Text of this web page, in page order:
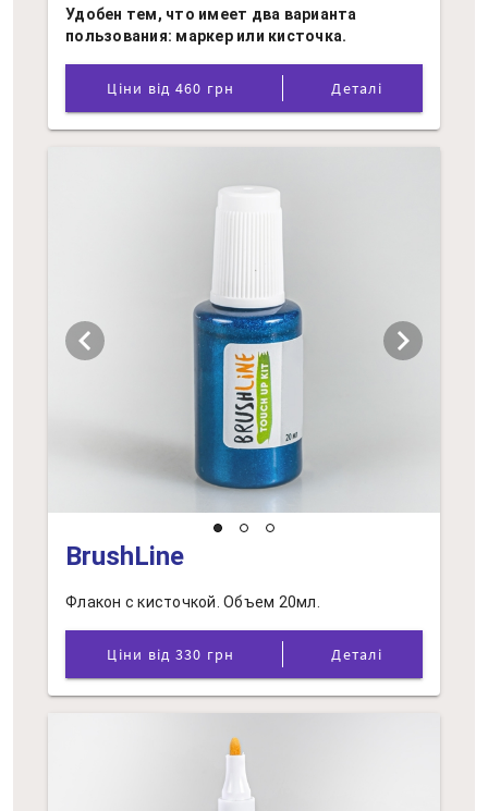
Удобен тем, что имеет два варианта
пользования: маркер или кисточка.
Ціни від 460 грн Деталі
chevron_left chevron_right
BrushLine
Флакон с кисточкой. Объем 20мл.
Ціни від 330 грн Деталі